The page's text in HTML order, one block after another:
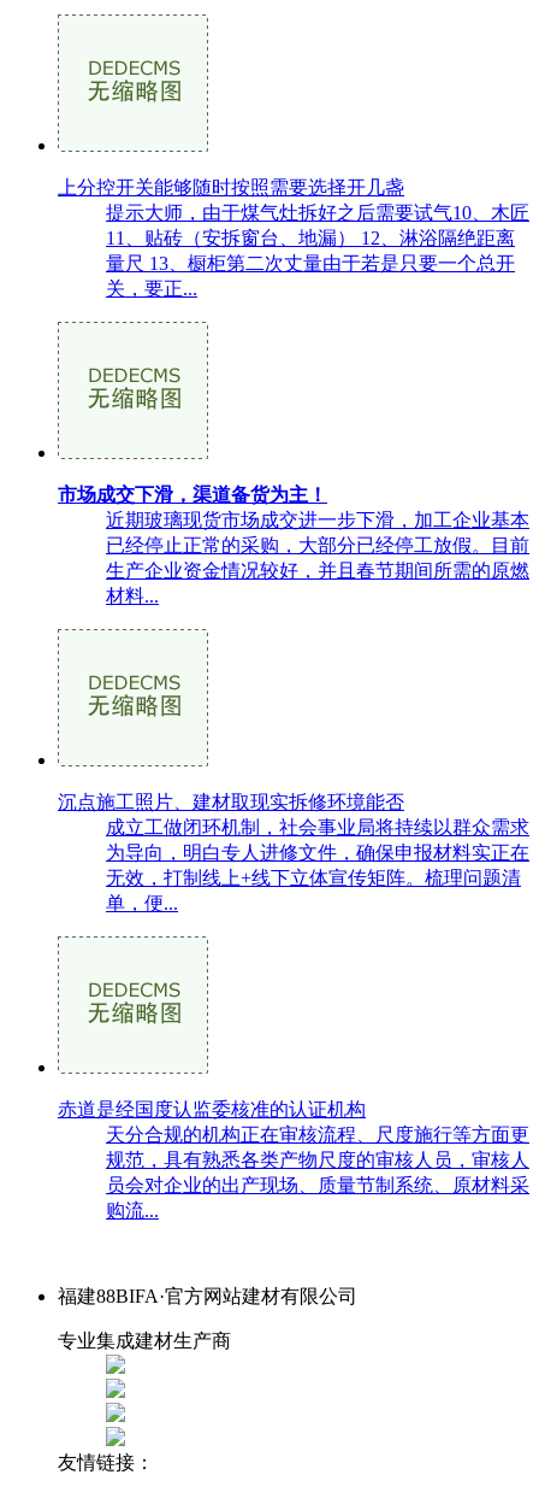
上分控开关能够随时按照需要选择开几盏
提示大师，由于煤气灶拆好之后需要试气10、木匠
11、贴砖（安拆窗台、地漏） 12、淋浴隔绝距离
量尺 13、橱柜第二次丈量由于若是只要一个总开
关，要正...
市场成交下滑，渠道备货为主！
近期玻璃现货市场成交进一步下滑，加工企业基本
已经停止正常的采购，大部分已经停工放假。目前
生产企业资金情况较好，并且春节期间所需的原燃
材料...
沉点施工照片、建材取现实拆修环境能否
成立工做闭环机制，社会事业局将持续以群众需求
为导向，明白专人进修文件，确保申报材料实正在
无效，打制线上+线下立体宣传矩阵。梳理问题清
单，便...
赤道是经国度认监委核准的认证机构
天分合规的机构正在审核流程、尺度施行等方面更
规范，具有熟悉各类产物尺度的审核人员，审核人
员会对企业的出产现场、质量节制系统、原材料采
购流...
福建88BIFA·官方网站建材有限公司
专业集成建材生产商
友情链接：